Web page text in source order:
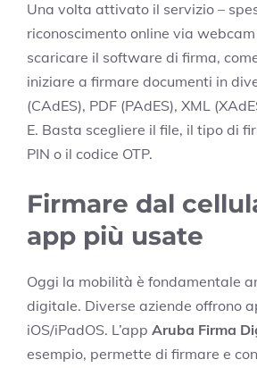
Una volta attivato il servizio –
riconoscimento online via webcam
scaricare il software di firma,
iniziare a firmare documenti in
(CAdES), PDF (PAdES), XML
E. Basta scegliere il file, il tipo di
PIN o il codice OTP.
Firmare dal
app più usate
Oggi la mobilità è fondamentale
digitale. Diverse aziende offrono
iOS/iPadOS. L’app Aruba Firma
esempio, permette di firmare e